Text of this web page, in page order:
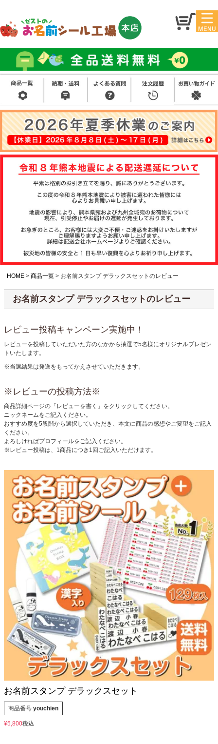
マイ
ジ
お名
前シ
ール
アイ
ロン
シー
ル
お買
い得
セッ
ト
スタ
ンプ
その
他
注文履歴
て
納期・発送方法
について
よくある質問
会社概要
お客様へのお知
らせ
会員登録
HOME 商品一覧 お名前スタンプ デラックスセットのレビュー
お名前スタンプ デラックスセットのレビュー
レビュー投稿キャンペーン実施中！
レビューを投稿していただいた方のなかから抽選で5名様にオリジナルプレゼン
トいたします。
※当選結果は発送をもってかえさせていただきます。
※レビューの投稿方法※
商品詳細ページの「レビューを書く」をクリックしてください。
ニックネームをご記入ください。
おすすめ度を5段階から選択していただき、本文に商品の感想やご要望をご記入
ください。
よろしければプロフィールをご記入ください。
※レビュー投稿は、1商品につき1回ご記入いただけます。
お名前スタンプ デラックスセット
商品番号 youchien
¥5,800税込